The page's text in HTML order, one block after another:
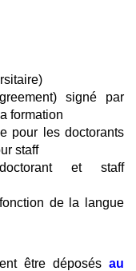
signé par
formation
pour les doctorants
staff
et staff
de la langue
être déposés au